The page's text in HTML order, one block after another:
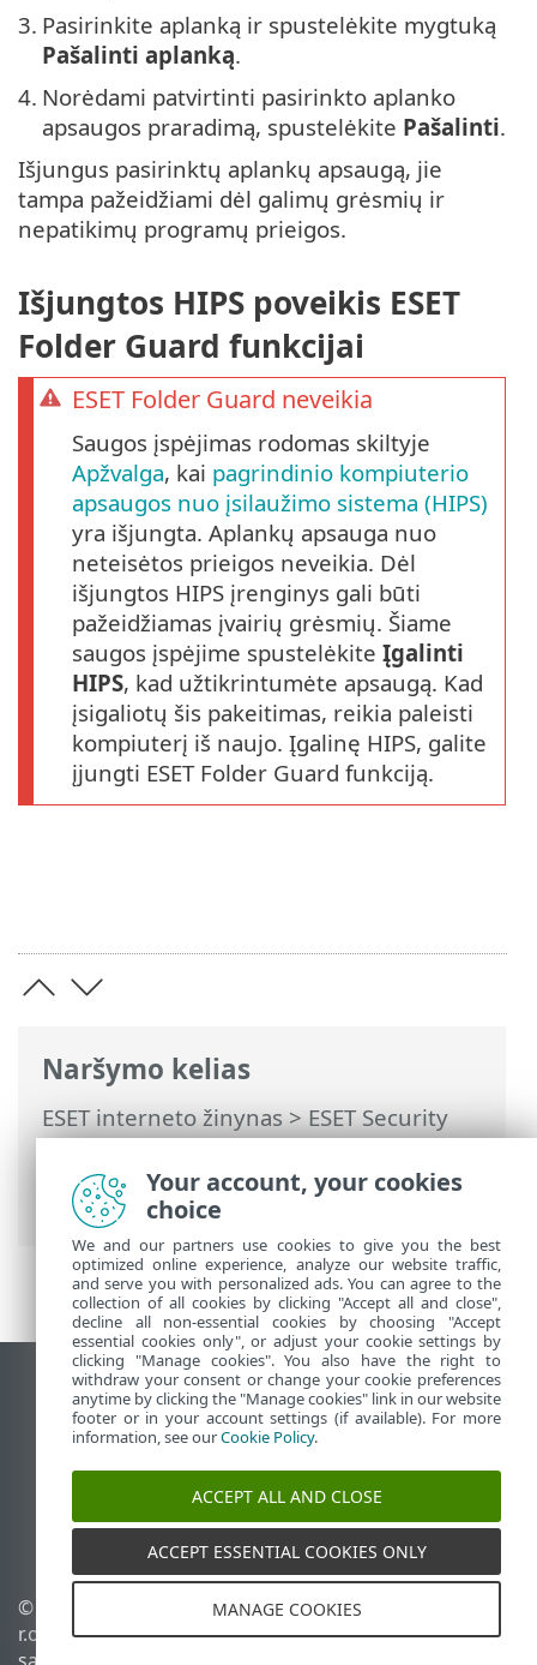
Naršymo kelias
ESET interneto žinynas>ESET Security
Ultimate>Darbas su ESET Security
Ultimate
>Nustatymai> Kompiuterio
apsauga
> ESET Folder Guard
3. Pasirinkite aplanką ir spustelėkite mygtuką
Pašalinti aplanką.
4. Norėdami patvirtinti pasirinkto aplanko
apsaugos praradimą, spustelėkite Pašalinti.
Išjungus pasirinktų aplankų apsaugą, jie
tampa pažeidžiami dėl galimų grėsmių ir
nepatikimų programų prieigos.
Išjungtos HIPS poveikis ESET
Folder Guard funkcijai
ESET Folder Guard neveikia
Saugos įspėjimas rodomas skiltyje
Apžvalga, kai pagrindinio kompiuterio
apsaugos nuo įsilaužimo sistema (HIPS)
yra išjungta. Aplankų apsauga nuo
neteisėtos prieigos neveikia. Dėl
išjungtos HIPS įrenginys gali būti
pažeidžiamas įvairių grėsmių. Šiame
saugos įspėjime spustelėkite Įgalinti
HIPS, kad užtikrintumėte apsaugą. Kad
įsigaliotų šis pakeitimas, reikia paleisti
kompiuterį iš naujo. Įgalinę HIPS, galite
įjungti ESET Folder Guard funkciją.
Rodyti darbalaukio tinklavietę
End of Life
ESET žinių bazė
ESET forumas
ESET Status Portal
Palaikymas regione
© 1992 - 2025 ESET, spol. s
r.o. - Visos teisės
Slapukų politika
Your account, your cookies
choice
We and our partners use cookies to give you the best
optimized online experience, analyze our website traffic,
and serve you with personalized ads. You can agree to the
collection of all cookies by clicking "Accept all and close",
decline all non-essential cookies by choosing "Accept
essential cookies only", or adjust your cookie settings by
clicking "Manage cookies". You also have the right to
withdraw your consent or change your cookie preferences
anytime by clicking the "Manage cookies" link in our website
footer or in your account settings (if available). For more
information, see ourCookie Policy.
ACCEPT ALL AND CLOSE
ACCEPT ESSENTIAL COOKIES ONLY
MANAGE COOKIES